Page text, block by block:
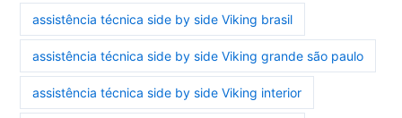
assistência técnica side by side Viking brasil
assistência técnica side by side Viking grande são paulo
assistência técnica side by side Viking interior